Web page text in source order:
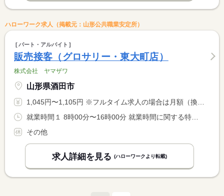
ハローワーク求人（掲載元：山形公共職業安定所）
パート・アルバイト
販売接客（グロサリー・東大町店）
株式会社 ヤマザワ
山形県酒田市
1,045円〜1,105円 ※フルタイム求人の場合は月額（換算額）、パート求人の場合は時間額を表示しています。
その他
求人詳細を見る (ハローワークより転載)